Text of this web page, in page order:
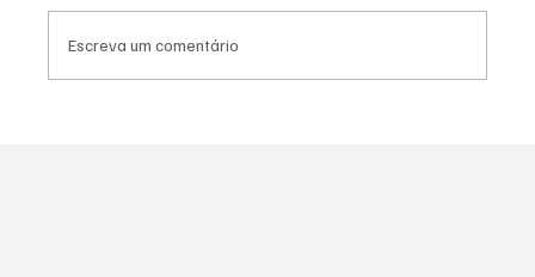
Escreva um comentário